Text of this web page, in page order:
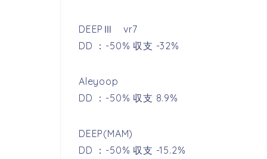
DEEPⅢ vr7
DD ：-50% 収支 -32%
Aleyoop
DD ：-50% 収支 8.9%
DEEP(MAM)
DD ：-50% 収支 -15.2%